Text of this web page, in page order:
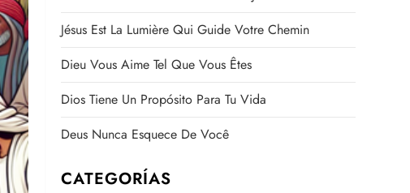
Jésus Est La Lumière Qui Guide Votre Chemin
Dieu Vous Aime Tel Que Vous Êtes
Dios Tiene Un Propósito Para Tu Vida
Deus Nunca Esquece De Você
CATEGORÍAS